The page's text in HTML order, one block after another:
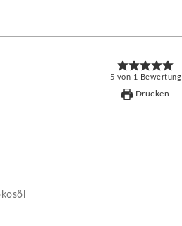
5 von 1 Bewertung
Drucken